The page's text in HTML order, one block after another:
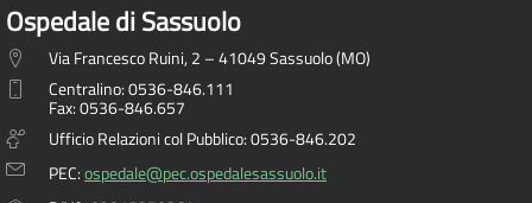
Ospedale di Sassuolo
Via Francesco Ruini, 2 – 41049 Sassuolo (MO)
Centralino: 0536-846.111
Fax: 0536-846.657
Ufficio Relazioni col Pubblico: 0536-846.202
PEC:ospedale@pec.ospedalesassuolo.it